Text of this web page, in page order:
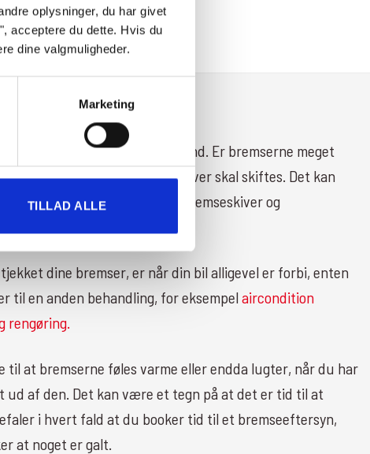
oplysninger, du har givet
acceptere du dette. Hvis du
dine valgmuligheder.
Marketing
TILLAD ALLE
af dine bremsers tilstand. Er bremserne meget
bremseklodser og bremseskiver skal skiftes. Det kan
at rense og smøre bremseskiver og
dine bremser, er når din bil alligevel er forbi, enten
til en anden behandling, for eksempelaircondition
rengøring.
til at bremserne føles varme eller endda lugter, når du har
ud af den. Det kan være et tegn på at det er tid til at
i hvert fald at du booker tid til et bremseeftersyn,
at noget er galt.